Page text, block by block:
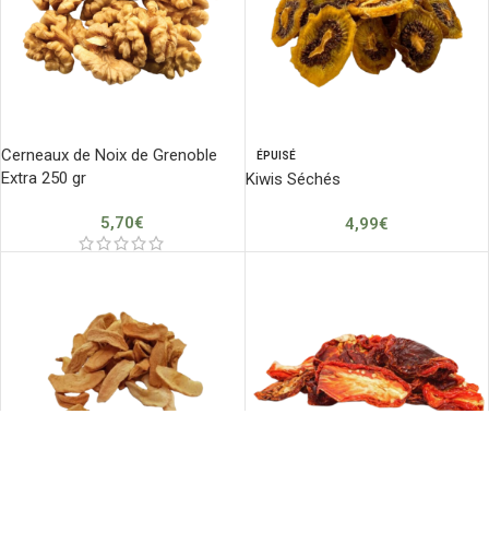
Cerneaux de Noix de Grenoble
Extra 250 gr
5,70€
ÉPUISÉ
Kiwis Séchés
4,99€